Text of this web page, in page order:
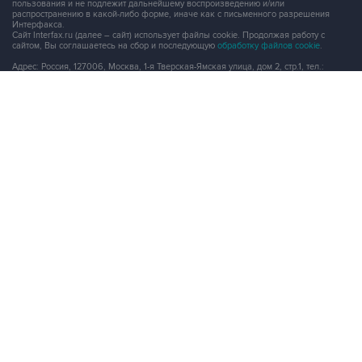
пользования и не подлежит дальнейшему воспроизведению и/или
распространению в какой-либо форме, иначе как с письменного разрешения
Интерфакса.
Сайт Interfax.ru (далее – сайт) использует файлы cookie. Продолжая работу с
сайтом, Вы соглашаетесь на сбор и последующую обработку файлов cookie.
Адрес: Россия, 127006, Москва, 1-я Тверская-Ямская улица, дом 2, стр.1, тел.: